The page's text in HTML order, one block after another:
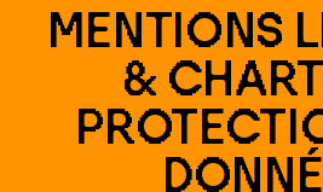
MENTIONS
&